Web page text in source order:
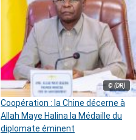
© (DR)
Coopération : la Chine décerne à
Allah Maye Halina la Médaille du
diplomate éminent